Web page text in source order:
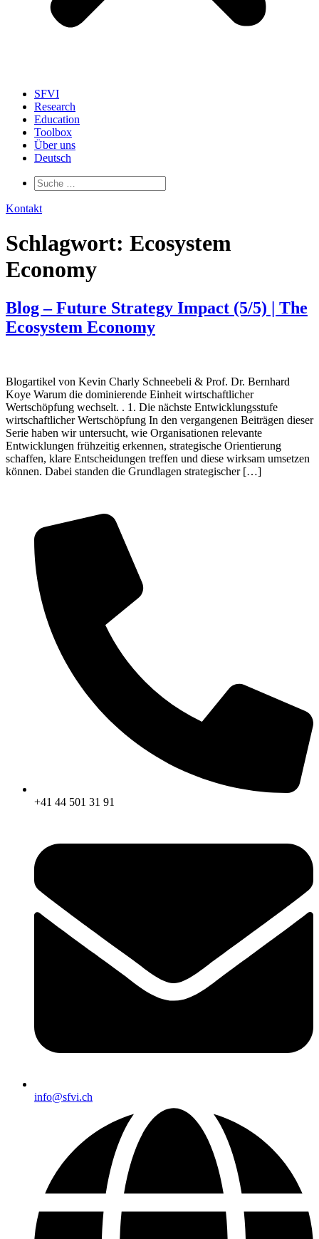
SFVI
Research
Education
Toolbox
Über uns
Deutsch
Kontakt
Schlagwort: Ecosystem
Economy
Blog – Future Strategy Impact (5/5) | The
Ecosystem Economy
Blogartikel von Kevin Charly Schneebeli & Prof. Dr. Bernhard
Koye Warum die dominierende Einheit wirtschaftlicher
Wertschöpfung wechselt. . 1. Die nächste Entwicklungsstufe
wirtschaftlicher Wertschöpfung In den vergangenen Beiträgen dieser
Serie haben wir untersucht, wie Organisationen relevante
Entwicklungen frühzeitig erkennen, strategische Orientierung
schaffen, klare Entscheidungen treffen und diese wirksam umsetzen
können. Dabei standen die Grundlagen strategischer […]
+41 44 501 31 91
info@sfvi.ch